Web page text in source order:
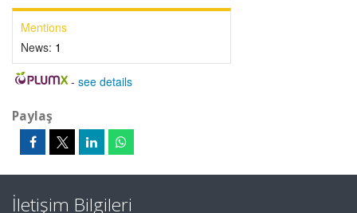
Mentions
News: 1
- see details
Paylaş
İletişim Bilgileri